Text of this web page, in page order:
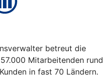
betreut die
Mitarbeitenden rund
in fast 70 Ländern.